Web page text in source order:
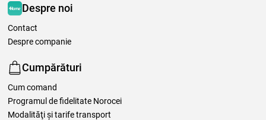
Despre noi
Contact
Despre companie
Cumpărături
Cum comand
Programul de fidelitate Norocei
Modalităţi şi tarife transport